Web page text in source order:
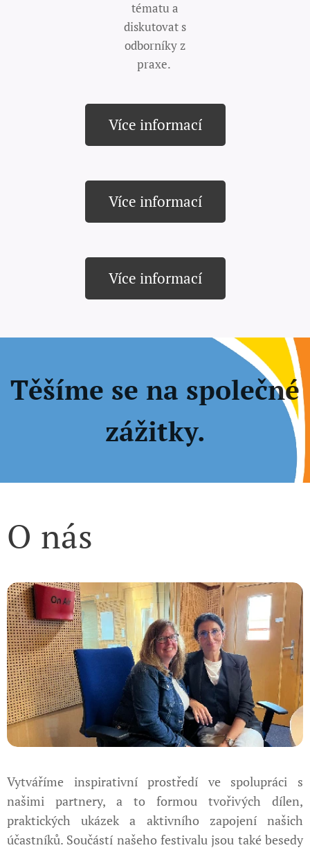
tématu a
diskutovat s
odborníky z
praxe.
Více informací
Více informací
Více informací
Těšíme se na společné
zážitky.
O nás
Vytváříme inspirativní prostředí ve spolupráci s
našimi partnery, a to formou tvořivých dílen,
praktických ukázek a aktivního zapojení našich
účastníků. Součástí našeho festivalu jsou také besedy